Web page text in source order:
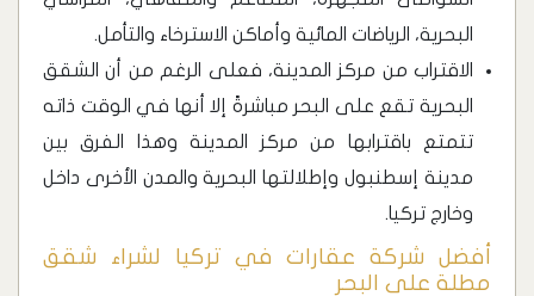
البحرية، الرياضات المائية وأماكن الاسترخاء والتأمل.
الاقتراب من مركز المدينة، فعلى الرغم من أن الشقق
البحرية تقع على البحر مباشرةً إلا أنها في الوقت ذاته
تتمتع باقترابها من مركز المدينة وهذا الفرق بين
مدينة إسطنبول وإطلالتها البحرية والمدن الأخرى داخل
وخارج تركيا.
أفضل شركة عقارات في تركيا لشراء شقق
مطلة على البحر